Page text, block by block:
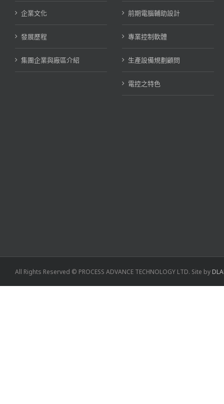
企業文化
發展歷程
集團企業與廠區介紹
前期電腦輔助設計
專業控制軟體
生產設備規劃顧問
電控之特色
All Rights Reserved © PROCESS ADVANCE TECHNOLOGY LTD. Site by